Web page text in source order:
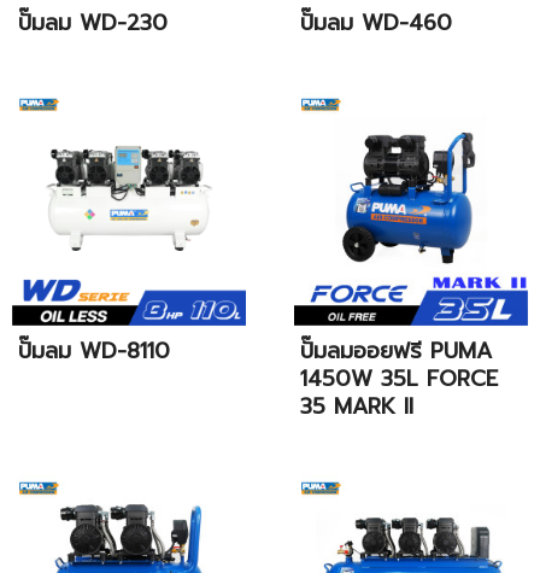
ปั๊มลม WD-230 ปั๊มลม WD-460
ปั๊มลม WD-8110
ปั๊มลมออยฟรี PUMA
1450W 35L FORCE
35 MARK II